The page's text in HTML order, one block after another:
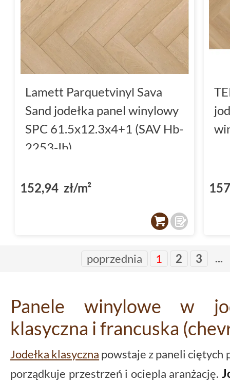
Lamett Parquetvinyl Sava
Sand jodełka panel winylowy
SPC 61.5x12.3x4+1 (SAV Hb-
2253-Ib)
152,94 zł/m²
poprzednia 1 2 3 ...
Panele winylowe w
klasyczna i francuska
Jodełka klasyczna powstaje z paneli ciętych
porządkuje przestrzeń i ociepla aranżację.